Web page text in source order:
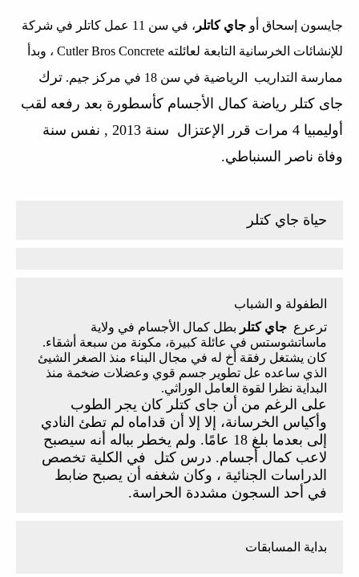
جايسون إسحاق أو جاي كاتلر
، في سن 11 عمل كاتلر في شركة
للإنشائات الخرسانية التابعة لعائلته Cutler Bros Concrete ، وبدأ
ممارسة التداريب الرياضية في سن 18 في مركز جيم.
ترك
جاى كتلر رياضة كمال الأجسام كأسطورة بعد رفعه لقب
أوليمبيا 4 مرات قرر الإعتزال سنة 2013 , نفس سنة
وفاة ناصر السنباطي.
حياة جاي كتلر
الطفولة و الشباب
ترعرع جاي كتلر بطل كمال الأجسام في ولاية
ماساتشوستس في عائلة كبيرة، مكونة من سبعة أشقاء.
كان يشتغل رفقة أخ له في مجال البناء منذ الصغر الشيئ
الذي ساعده عل تطوير جسم قوي وعضلات ضخمة منذ
البداية نظرا لقوة العامل الوراثي.
على الرغم من أن جاى كتلر كان يجر الطوب
وأكياس الخرسانة، إلا إلا أن قداماه لم تطئ النادي
إلى بعدما بلغ 18 عامًا. ولم يخطر بباله أنه سيصبح
لاعب كمال أجسام. درس كتل في الكلية تخصص
الدراسات الجنائية ، وكان شغفه أن يصبح ضابط
في أحد السجون مشددة الحراسة.
بداية المسابقات